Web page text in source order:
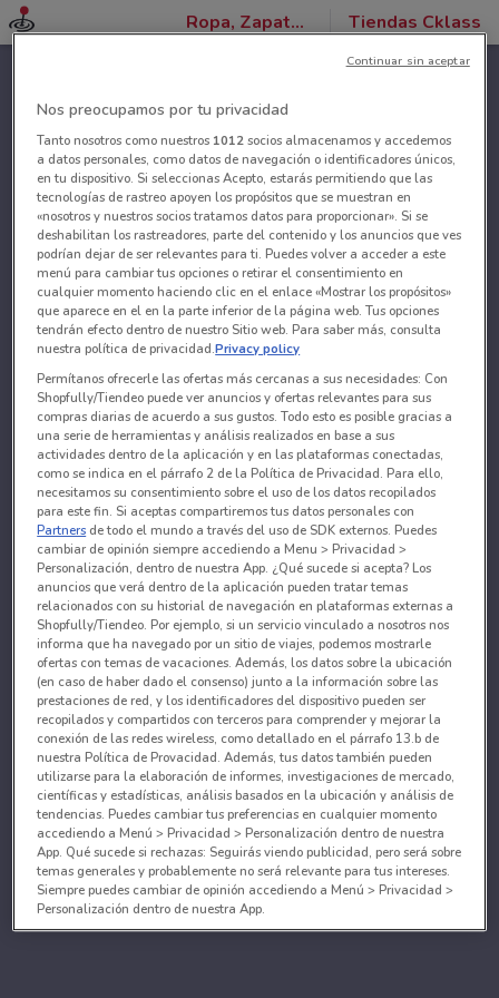
Ropa, Zapatos y Accesorios Tiendas Cklass
Nos preocupamos por tu privacidad
Tanto nosotros como nuestros 1012socios almacenamos y accedemos
a datos personales, como datos de navegación o identificadores únicos,
en tu dispositivo. Si seleccionas Acepto, estarás permitiendo que las
tecnologías de rastreo apoyen los propósitos que se muestran en
«nosotros y nuestros socios tratamos datos para proporcionar». Si se
deshabilitan los rastreadores, parte del contenido y los anuncios que ves
podrían dejar de ser relevantes para ti. Puedes volver a acceder a este
menú para cambiar tus opciones o retirar el consentimiento en
cualquier momento haciendo clic en el enlace «Mostrar los propósitos»
que aparece en el en la parte inferior de la página web. Tus opciones
tendrán efecto dentro de nuestro Sitio web. Para saber más, consulta
nuestra política de privacidad.Privacy policy
Permítanos ofrecerle las ofertas más cercanas a sus necesidades: Con
Shopfully/Tiendeo puede ver anuncios y ofertas relevantes para sus
compras diarias de acuerdo a sus gustos. Todo esto es posible gracias a
una serie de herramientas y análisis realizados en base a sus
actividades dentro de la aplicación y en las plataformas conectadas,
como se indica en el párrafo 2 de la Política de Privacidad. Para ello,
necesitamos su consentimiento sobre el uso de los datos recopilados
para este fin. Si aceptas compartiremos tus datos personales con
Partners de todo el mundo a través del uso de SDK externos. Puedes
cambiar de opinión siempre accediendo a Menu > Privacidad >
Personalización, dentro de nuestra App. ¿Qué sucede si acepta? Los
anuncios que verá dentro de la aplicación pueden tratar temas
relacionados con su historial de navegación en plataformas externas a
Shopfully/Tiendeo. Por ejemplo, si un servicio vinculado a nosotros nos
informa que ha navegado por un sitio de viajes, podemos mostrarle
ofertas con temas de vacaciones. Además, los datos sobre la ubicación
(en caso de haber dado el consenso) junto a la información sobre las
prestaciones de red, y los identificadores del dispositivo pueden ser
recopilados y compartidos con terceros para comprender y mejorar la
conexión de las redes wireless, como detallado en el párrafo 13.b de
nuestra Política de Provacidad. Además, tus datos también pueden
utilizarse para la elaboración de informes, investigaciones de mercado,
científicas y estadísticas, análisis basados en la ubicación y análisis de
tendencias. Puedes cambiar tus preferencias en cualquier momento
accediendo a Menú > Privacidad > Personalización dentro de nuestra
App. Qué sucede si rechazas: Seguirás viendo publicidad, pero será sobre
temas generales y probablemente no será relevante para tus intereses.
Siempre puedes cambiar de opinión accediendo a Menú > Privacidad >
Personalización dentro de nuestra App.
Continuar sin aceptar